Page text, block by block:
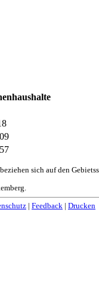
sich auf den
Feedback Drucken